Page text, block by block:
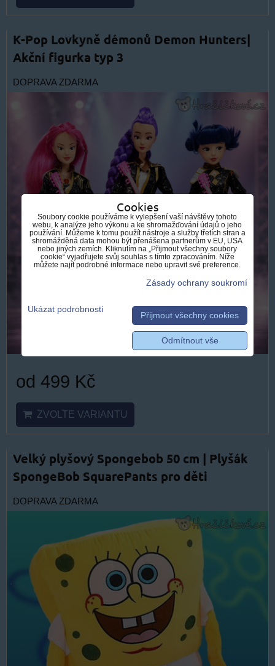
K-Pop Lovkyně démonů Demon Hunters|
Akční figurka typ 3
DOPRAVA ZDARMA
od 499 Kč
ZVOLTE VARIANTU
Velký plyšový Spongebob 50 cm | Plyšák
SpongeBob SquarePants pro děti
DOPRAVA ZDARMA
Cookies
Soubory cookie používáme k vylepšení vaší návštěvy tohoto
webu, k analýze jeho výkonu a ke shromažďování údajů o jeho
používání. Můžeme k tomu použít nástroje a služby třetích stran a
shromážděná data mohou být přenášena partnerům v EU, USA
nebo jiných zemích. Kliknutím na „Přijmout všechny soubory
cookie“ vyjadřujete svůj souhlas s tímto zpracováním. Níže
můžete najít podrobné informace nebo upravit své preference.
Zásady ochrany soukromí
Ukázat podrobnosti
Přijmout všechny cookies
Odmítnout vše